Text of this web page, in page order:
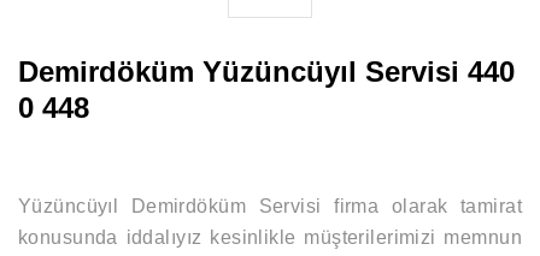
Demirdöküm Yüzüncüyıl Servisi 440
0 448
Yüzüncüyıl Demirdöküm Servisi firma olarak tamirat
konusunda iddalıyız kesinlikle müşterilerimizi memnun